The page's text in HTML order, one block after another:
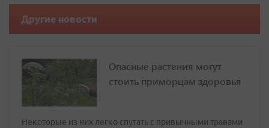
Другие новости
Опасные растения могут
стоить приморцам здоровья
Некоторые из них легко спутать с привычными травами